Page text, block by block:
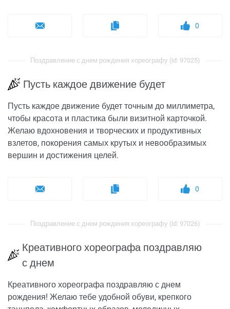
0
Поздравление с днем рождения хореографу (id: 97025)
Пусть каждое движение будет
Пусть каждое движение будет точным до миллиметра,
чтобы красота и пластика были визитной карточкой.
Желаю вдохновения и творческих и продуктивных
взлетов, покорения самых крутых и невообразимых
вершин и достижения целей.
0
Поздравление с днем рождения хореографу (id: 97026)
Креативного хореографа поздравляю
с днем
Креативного хореографа поздравляю с днем
рождения! Желаю тебе удобной обуви, крепкого